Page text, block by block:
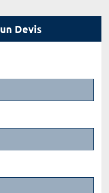
un Devis